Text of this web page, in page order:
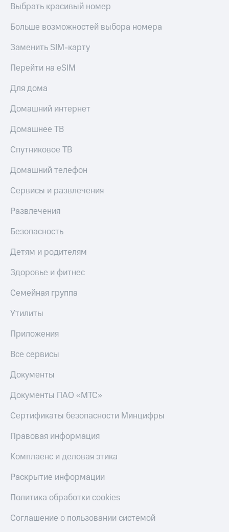
Выбрать красивый номер
Больше возможностей выбора номера
Заменить SIM-карту
Перейти на eSIM
Для дома
Домашний интернет
Домашнее ТВ
Спутниковое ТВ
Домашний телефон
Сервисы и развлечения
Развлечения
Безопасность
Детям и родителям
Здоровье и фитнес
Семейная группа
Утилиты
Приложения
Все сервисы
Документы
Документы ПАО «МТС»
Сертификаты безопасности Минцифры
Правовая информация
Комплаенс и деловая этика
Раскрытие информации
Политика обработки cookies
Соглашение о пользовании системой